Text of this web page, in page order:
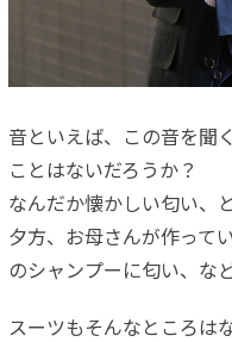
音といえば、この音を聞
ことはないだろうか？
なんだか懐かしい匂い、
夕方、お母さんが作って
のシャンプーに匂い、な
スーツもそんなところは